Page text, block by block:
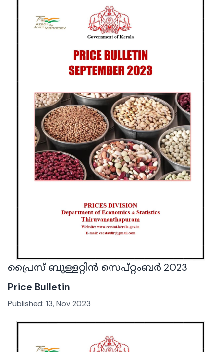
പ്രൈസ് ബുള്ളറ്റിൻ സെപ്റ്റംബർ 2023
Price Bulletin
Published: 13, Nov 2023